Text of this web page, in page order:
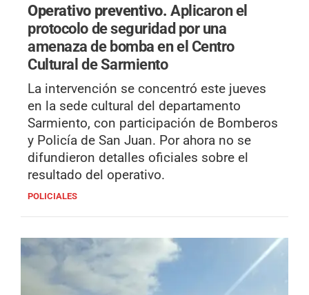
Operativo preventivo.Aplicaron el
protocolo de seguridad por una
amenaza de bomba en el Centro
Cultural de Sarmiento
La intervención se concentró este jueves
en la sede cultural del departamento
Sarmiento, con participación de Bomberos
y Policía de San Juan. Por ahora no se
difundieron detalles oficiales sobre el
resultado del operativo.
POLICIALES